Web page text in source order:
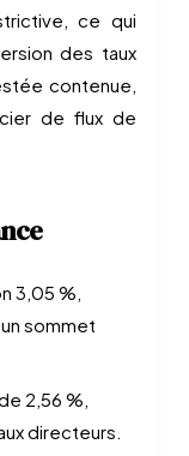
ce qui
des taux
contenue,
de flux de
3,05 %,
sommet
2,56 %,
directeurs.